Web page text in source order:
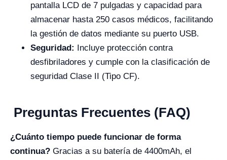
pantalla LCD de 7 pulgadas y capacidad para
almacenar hasta 250 casos médicos, facilitando
la gestión de datos mediante su puerto USB.
Seguridad: Incluye protección contra
desfibriladores y cumple con la clasificación de
seguridad Clase II (Tipo CF).
Preguntas Frecuentes (FAQ)
¿Cuánto tiempo puede funcionar de forma
continua? Gracias a su batería de 4400mAh, el